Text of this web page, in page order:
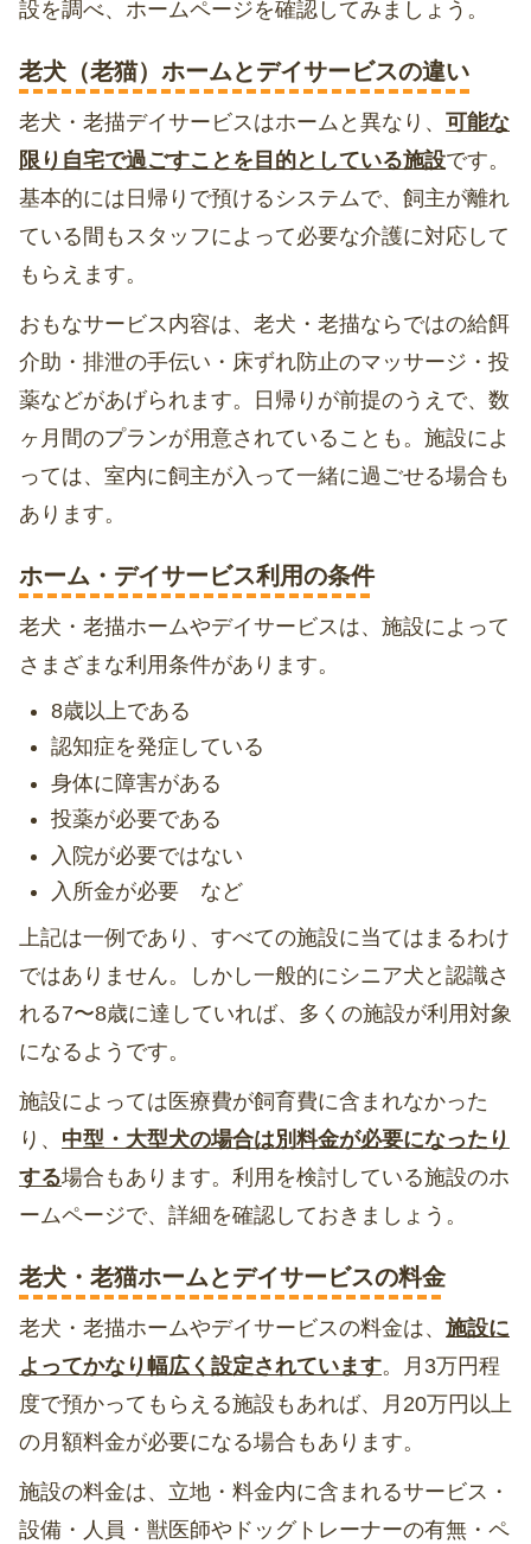
設を調べ、ホームページを確認してみましょう。
老犬（老猫）ホームとデイサービスの違い
老犬・老描デイサービスはホームと異なり、 可能な
限り自宅で過ごすことを目的としている施設です。
基本的には日帰りで預けるシステムで、飼主が離れ
ている間もスタッフによって必要な介護に対応して
もらえます。
おもなサービス内容は、老犬・老描ならではの給餌
介助・排泄の手伝い・床ずれ防止のマッサージ・投
薬などがあげられます。日帰りが前提のうえで、数
ヶ月間のプランが用意されていることも。施設によ
っては、室内に飼主が入って一緒に過ごせる場合も
あります。
ホーム・デイサービス利用の条件
老犬・老描ホームやデイサービスは、施設によって
さまざまな利用条件があります。
8歳以上である
認知症を発症している
身体に障害がある
投薬が必要である
入院が必要ではない
入所金が必要 など
上記は一例であり、すべての施設に当てはまるわけ
ではありません。しかし一般的にシニア犬と認識さ
れる7〜8歳に達していれば、多くの施設が利用対象
になるようです。
施設によっては医療費が飼育費に含まれなかった
り、 中型・大型犬の場合は別料金が必要になったり
する場合もあります。利用を検討している施設のホ
ームページで、詳細を確認しておきましょう。
老犬・老猫ホームとデイサービスの料金
老犬・老描ホームやデイサービスの料金は、 施設に
よってかなり幅広く設定されています。月3万円程
度で預かってもらえる施設もあれば、月20万円以上
の月額料金が必要になる場合もあります。
施設の料金は、立地・料金内に含まれるサービス・
設備・人員・獣医師やドッグトレーナーの有無・ペ